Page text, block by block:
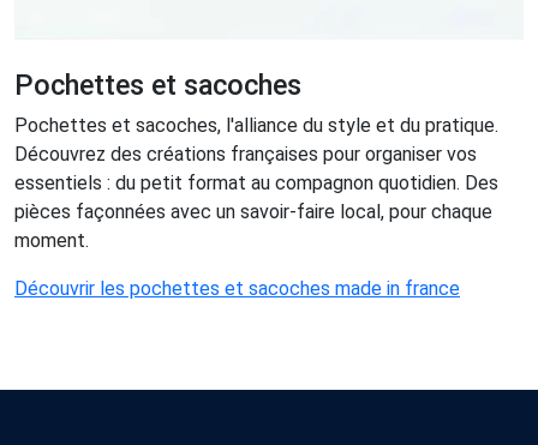
Pochettes et sacoches
Pochettes et sacoches, l'alliance du style et du pratique.
Découvrez des créations françaises pour organiser vos
essentiels : du petit format au compagnon quotidien. Des
pièces façonnées avec un savoir-faire local, pour chaque
moment.
Découvrir les pochettes et sacoches made in france